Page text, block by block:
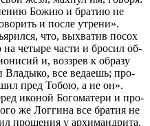
Бо­жию и бра­тию не
и по­сле утре­ни».
что, вы­хва­тив по­сох
че­ты­ре ча­сти и бро­сил об­
и, воз­зрев к об­ра­зу
Вла­ды­ко, все ве­да­ешь; про­
пред То­бою, а не он».
ико­ной Бо­го­ма­те­ри и про­
же Логги­на все бра­тия не
про­ще­ния у ар­хи­манд­ри­та.